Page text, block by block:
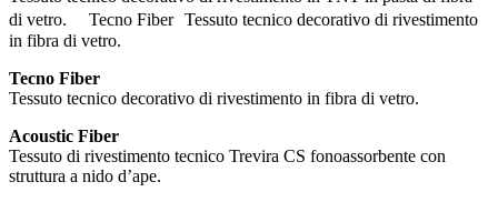
di vetro. Tecno Fiber Tessuto tecnico decorativo di rivestimento
in fibra di vetro.
Tecno Fiber
Tessuto tecnico decorativo di rivestimento in fibra di vetro.
Acoustic Fiber
Tessuto di rivestimento tecnico Trevira CS fonoassorbente con
struttura a nido d’ape.